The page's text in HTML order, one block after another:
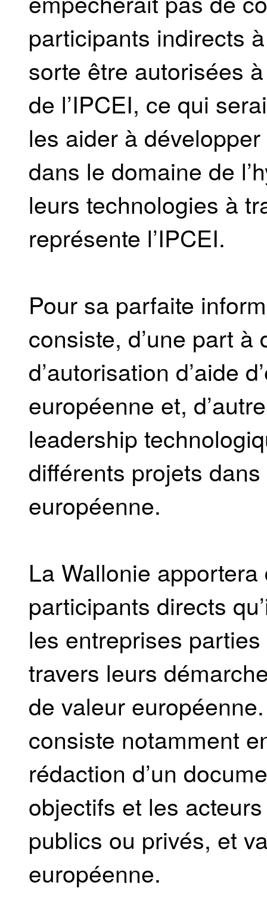
participants indirects
sorte être autorisées
de l’IPCEI, ce qui
les aider à
dans le domaine de
leurs technologies à
représente l’IPCEI.
Pour sa parfaite
consiste, d’une part
d’autorisation d’aide
européenne et,
leadership
différents projets
européenne.
La Wallonie
participants directs
les entreprises
travers leurs
de valeur
consiste notamment
rédaction d’un
objectifs et les acteurs
publics ou privés, et
européenne.